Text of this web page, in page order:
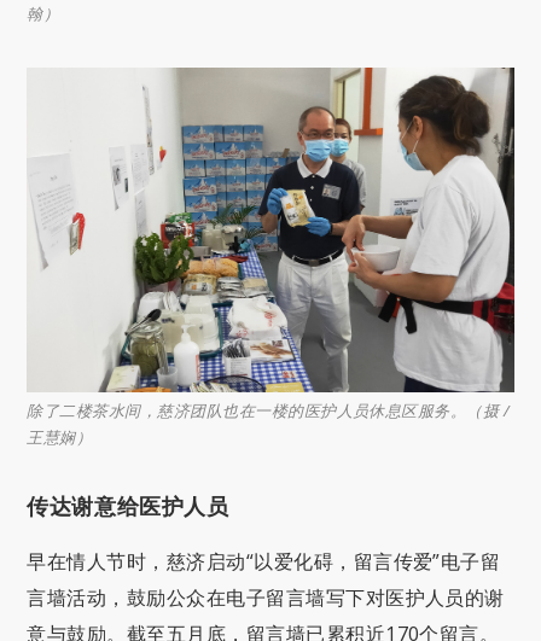
翰）
除了二楼茶水间，慈济团队也在一楼的医护人员休息区服务。（摄 /
王慧娴）
传达谢意给医护人员
早在情人节时，慈济启动“以爱化碍，留言传爱”电子留
言墙活动，鼓励公众在电子留言墙写下对医护人员的谢
意与鼓励。截至五月底，留言墙已累积近170个留言。